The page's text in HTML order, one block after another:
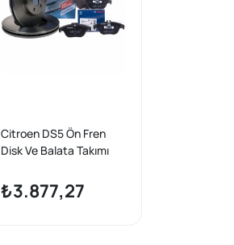
Citroen DS5 Ön Fren
Disk Ve Balata Takımı
Ürünü
₺3.877,27